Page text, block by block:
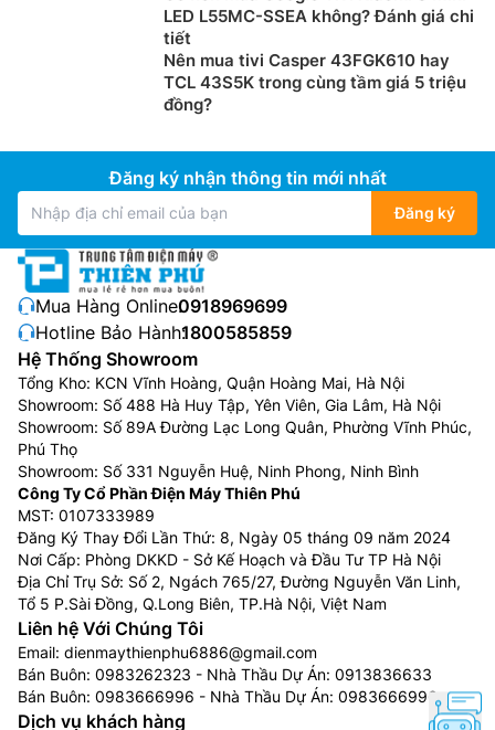
LED L55MC-SSEA không? Đánh giá chi
tiết
Nên mua tivi Casper 43FGK610 hay
TCL 43S5K trong cùng tầm giá 5 triệu
đồng?
Đăng ký nhận thông tin mới nhất
Đăng ký
Mua Hàng Online:0918969699
Hotline Bảo Hành:1800585859
Hệ Thống Showroom
Tổng Kho: KCN Vĩnh Hoàng, Quận Hoàng Mai, Hà Nội
Showroom: Số 488 Hà Huy Tập, Yên Viên, Gia Lâm, Hà Nội
Showroom: Số 89A Đường Lạc Long Quân, Phường Vĩnh Phúc,
Phú Thọ
Showroom: Số 331 Nguyễn Huệ, Ninh Phong, Ninh Bình
Công Ty Cổ Phần Điện Máy Thiên Phú
MST: 0107333989
Đăng Ký Thay Đổi Lần Thứ: 8, Ngày 05 tháng 09 năm 2024
Nơi Cấp: Phòng DKKD - Sở Kế Hoạch và Đầu Tư TP Hà Nội
Địa Chỉ Trụ Sở: Số 2, Ngách 765/27, Đường Nguyễn Văn Linh,
Tổ 5 P.Sài Đồng, Q.Long Biên, TP.Hà Nội, Việt Nam
Liên hệ Với Chúng Tôi
Email: dienmaythienphu6886@gmail.com
Bán Buôn: 0983262323 - Nhà Thầu Dự Án: 0913836633
Bán Buôn: 0983666996 - Nhà Thầu Dự Án: 0983666996
Dịch vụ khách hàng